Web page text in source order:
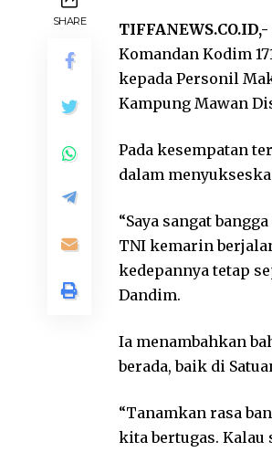
SHARE TIFFANEWS.CO.ID,-
Komandan Kodim
kepada Personil
Kampung Mawan
Pada kesempatan
dalam
“Saya sangat
TNI kemarin
kedepannya tetap
Dandim.
Ia menambahkan
berada, baik di
“Tanamkan rasa
kita bertugas. Kalau